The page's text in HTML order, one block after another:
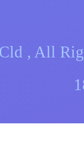
, All